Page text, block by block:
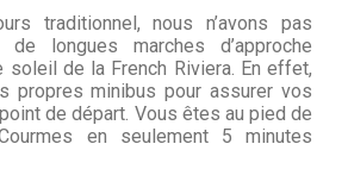
traditionnel, nous n’avons pas
longues marches d’approche
de la French Riviera. En effet,
propres minibus pour assurer vos
de départ. Vous êtes au pied de
en seulement 5 minutes